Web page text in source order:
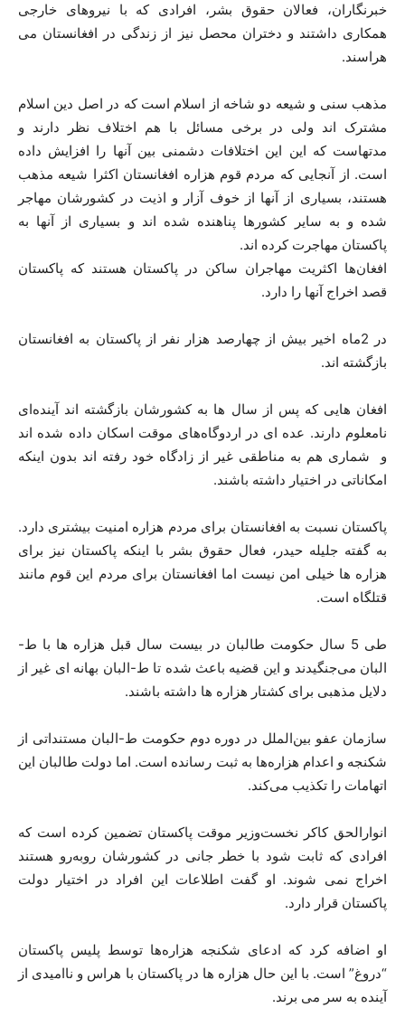
خبرنگاران، فعالان حقوق بشر، افرادی که با نیروهای خارجی
همکاری داشتند و دختران محصل نیز از زندگی در افغانستان می
هراسند.
مذهب سنی و شیعه دو شاخه از اسلام است که در اصل دین اسلام
مشترک اند ولی در برخی مسائل با هم اختلاف نظر دارند و
مدتهاست که این این اختلافات دشمنی بین آنها را افزایش داده
است. از آنجایی که مردم قوم هزاره افغانستان اکثرا شیعه مذهب
هستند، بسیاری از آنها از خوف آزار و اذیت در کشورشان مهاجر
شده و به سایر کشورها پناهنده شده اند و بسیاری از آنها به
پاکستان مهاجرت کرده اند.
افغان‌ها اکثریت مهاجران ساکن در پاکستان هستند که پاکستان
قصد اخراج آنها را دارد.
در 2ماه اخیر بیش از چهارصد هزار نفر از پاکستان به افغانستان
بازگشته اند.
افغان هایی که پس از سال ها به کشورشان بازگشته اند آینده‌ای
نامعلوم دارند. عده ای در اردوگاه‌های موقت اسکان داده شده اند
و شماری هم به مناطقی غیر از زادگاه خود رفته اند بدون اینکه
امکاناتی در اختیار داشته باشند.
پاکستان نسبت به افغانستان برای مردم هزاره امنیت بیشتری دارد.
به گفته جلیله حیدر، فعال حقوق بشر با اینکه پاکستان نیز برای
هزاره ها خیلی امن نیست اما افغانستان برای مردم این قوم مانند
قتلگاه است.
طی 5 سال حکومت طالبان در بیست سال قبل هزاره ها با ط-
البان می‌جنگیدند و این قضیه باعث شده تا ط-البان بهانه ای غیر از
دلایل مذهبی برای کشتار هزاره ها داشته باشند.
سازمان عفو بین‌الملل در دوره دوم حکومت ط-البان مستنداتی از
شکنجه و اعدام هزاره‌ها به ثبت رسانده است. اما دولت طالبان این
اتهامات را تکذیب می‌کند.
انوار‌الحق کاکر نخست‌وزیر موقت پاکستان تضمین کرده است که
افرادی که ثابت شود با خطر جانی در کشورشان رو‌به‌رو هستند
اخراج نمی شوند. او گفت اطلاعات این افراد در اختیار دولت
پاکستان قرار دارد.
او اضافه کرد که ادعای شکنجه هزاره‌ها توسط پلیس پاکستان
“دروغ” است. با این حال هزاره ها در پاکستان با هراس و ناامیدی از
آینده به سر می برند.